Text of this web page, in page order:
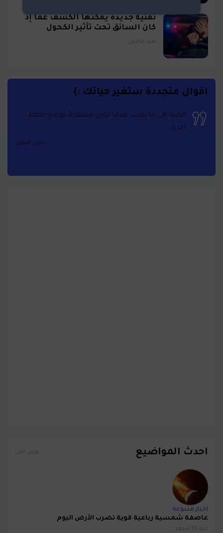
تقنية جديدة يمكنها الكشف عما إذ
كان السائق تحت تأثير الكحول
منذ عامين
اقوال متجددة ستغير حياتك :)
الحياة هي ما يحدث عندما تكون مشغولاً بوضع خطط
أخرى
جون لينون
احدث المواضيع عرض الكل
اخبار متنوعة
عاصفة شمسية رباعية قوية تضرب الأرض اليوم
منذ 10 أشهر